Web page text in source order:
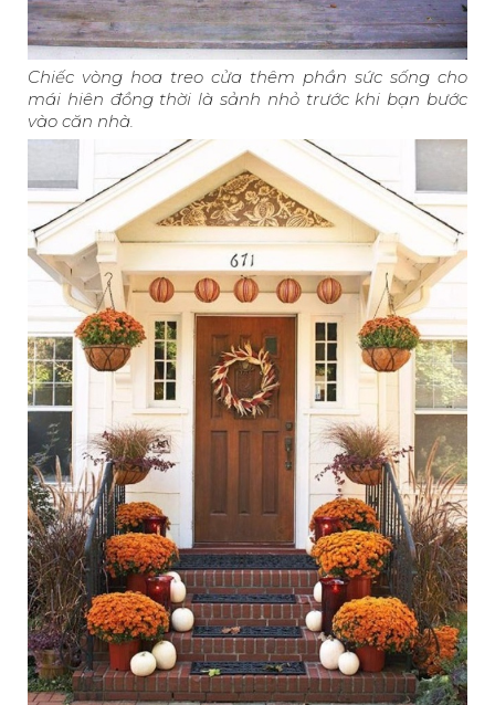
Chiếc vòng hoa treo cửa thêm phần sức sống cho
mái hiên đồng thời là sảnh nhỏ trước khi bạn bước
vào căn nhà.